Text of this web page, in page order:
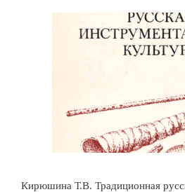
Кирюшина Т.В. Традиционная